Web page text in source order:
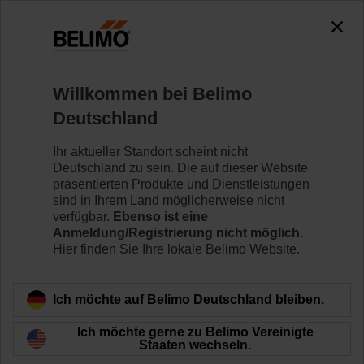
P-22RTH-1U00D-2
Mehr erfahren
Zurück zur Produktkategorie
Willkommen bei Belimo
Deutschland
Ihr aktueller Standort scheint nicht
Deutschland zu sein. Die auf dieser Website
präsentierten Produkte und Dienstleistungen
sind in Ihrem Land möglicherweise nicht
verfügbar. Ebenso ist eine
Anmeldung/Registrierung nicht möglich.
Hier finden Sie Ihre lokale Belimo Website.
Ich möchte auf Belimo Deutschland bleiben.
Ich möchte gerne zu Belimo Vereinigte
Staaten wechseln.